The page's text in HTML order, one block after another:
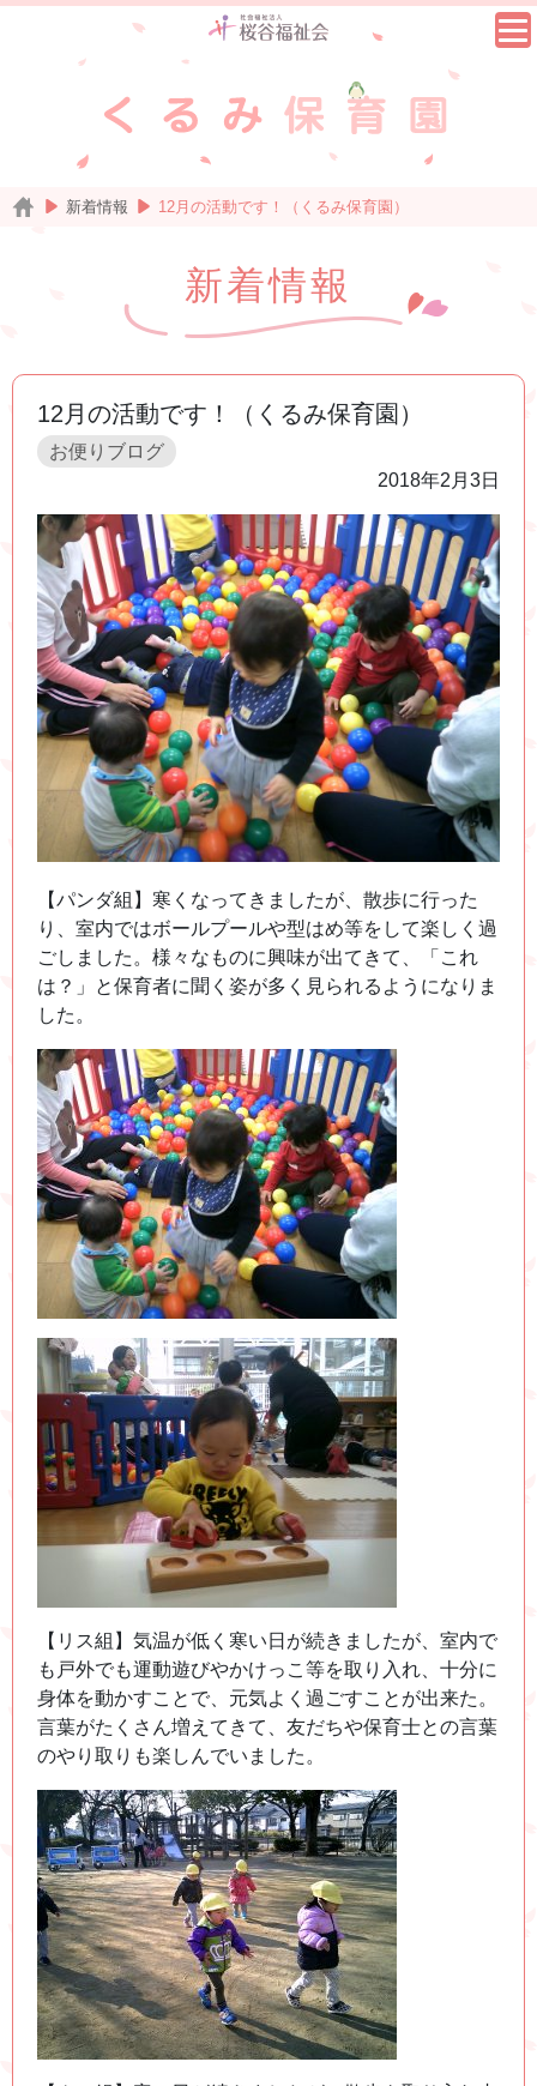
新着情報 12月の活動です！（くるみ保育園）
新着情報
12月の活動です！（くるみ保育園）
お便りブログ
2018年2月3日
【パンダ組】寒くなってきましたが、散歩に行った
り、室内ではボールプールや型はめ等をして楽しく過
ごしました。様々なものに興味が出てきて、「これ
は？」と保育者に聞く姿が多く見られるようになりま
した。
【リス組】気温が低く寒い日が続きましたが、室内で
も戸外でも運動遊びやかけっこ等を取り入れ、十分に
身体を動かすことで、元気よく過ごすことが出来た。
言葉がたくさん増えてきて、友だちや保育士との言葉
のやり取りも楽しんでいました。